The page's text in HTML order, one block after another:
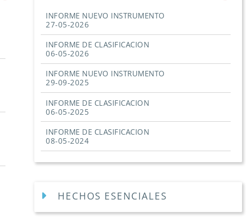
INFORME NUEVO INSTRUMENTO
27-05-2026
INFORME DE CLASIFICACION
06-05-2026
INFORME NUEVO INSTRUMENTO
29-09-2025
INFORME DE CLASIFICACION
06-05-2025
INFORME DE CLASIFICACION
08-05-2024
HECHOS ESENCIALES